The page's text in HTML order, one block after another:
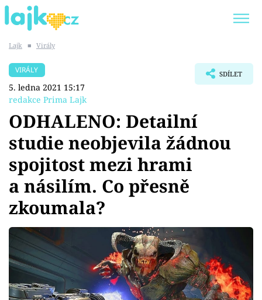
SHOPAHOLICADEL
Témata
Showbyznys
Youtubeři
Virály
Sex a vztahy
Videa
Lajk ■ Virály
VIRÁLY
5. ledna 2021 15:17
redakce Prima Lajk
SDÍLET
ODHALENO: Detailní
studie neobjevila žádnou
spojitost mezi hrami
a násilím. Co přesně
zkoumala?